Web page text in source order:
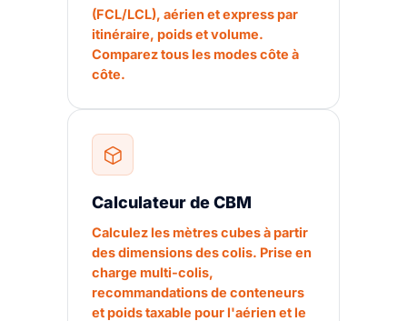
(FCL/LCL), aérien et express par
itinéraire, poids et volume.
Comparez tous les modes côte à
côte.
Calculateur de CBM
Calculez les mètres cubes à partir
des dimensions des colis. Prise en
charge multi-colis,
recommandations de conteneurs
et poids taxable pour l'aérien et le